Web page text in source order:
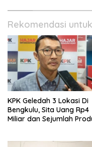
Rekomendasi
KPK Geledah 3 Lokasi Di
Bengkulu, Sita Uang Rp4
Miliar dan Sejumlah